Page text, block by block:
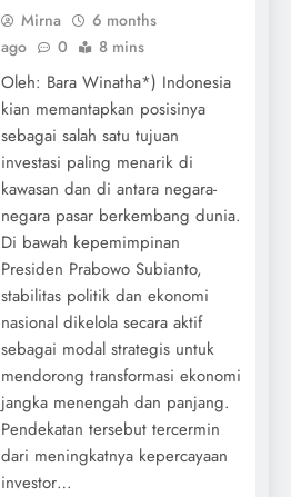
Mirna
6 months
ago
0 8 mins
Oleh: Bara Winatha*) Indonesia
kian memantapkan posisinya
sebagai salah satu tujuan
investasi paling menarik di
kawasan dan di antara negara-
negara pasar berkembang dunia.
Di bawah kepemimpinan
Presiden Prabowo Subianto,
stabilitas politik dan ekonomi
nasional dikelola secara aktif
sebagai modal strategis untuk
mendorong transformasi ekonomi
jangka menengah dan panjang.
Pendekatan tersebut tercermin
dari meningkatnya kepercayaan
investor…